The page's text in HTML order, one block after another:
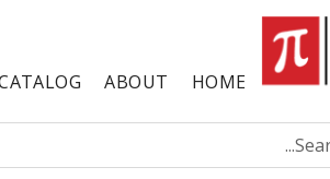
HOME
ABOUT